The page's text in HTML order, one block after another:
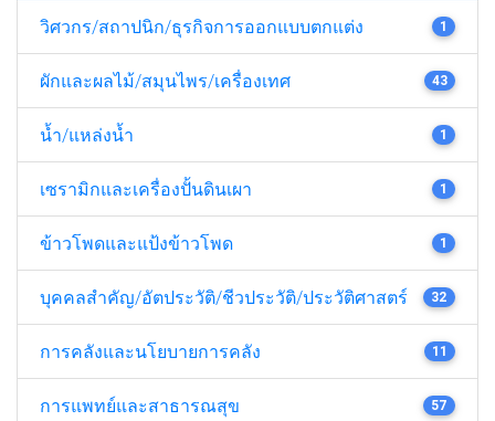
วิศวกร/สถาปนิก/ธุรกิจการออกแบบตกแต่ง 1
ผักและผลไม้/สมุนไพร/เครื่องเทศ 43
น้ำ/แหล่งน้ำ 1
เซรามิกและเครื่องปั้นดินเผา 1
ข้าวโพดและแป้งข้าวโพด 1
บุคคลสำคัญ/อัตประวัติ/ชีวประวัติ/ประวัติศาสตร์ 32
การคลังและนโยบายการคลัง 11
การแพทย์และสาธารณสุข 57